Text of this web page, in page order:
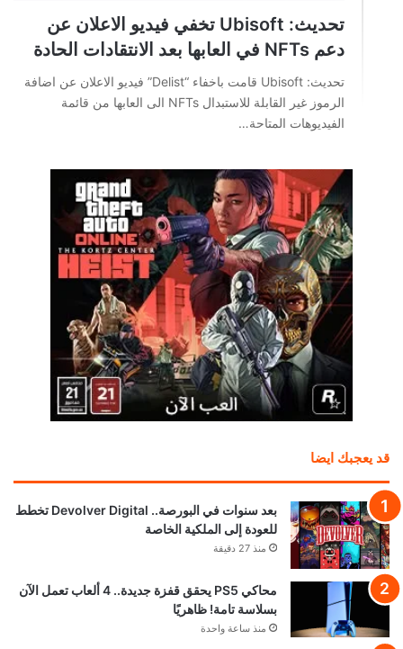
تحديث: Ubisoft تخفي فيديو الاعلان عن
دعم NFTs في العابها بعد الانتقادات الحادة
تحديث: Ubisoft قامت باخفاء “Delist” فيديو الاعلان عن اضافة
الرموز غير القابلة للاستبدال NFTs الى العابها من قائمة
الفيديوهات المتاحة…
قد يعجبك ايضا
بعد سنوات في البورصة.. Devolver Digital تخطط
للعودة إلى الملكية الخاصة
منذ 27 دقيقة
محاكي PS5 يحقق قفزة جديدة.. 4 ألعاب تعمل الآن
بسلاسة تامة! ظاهريًا
منذ ساعة واحدة